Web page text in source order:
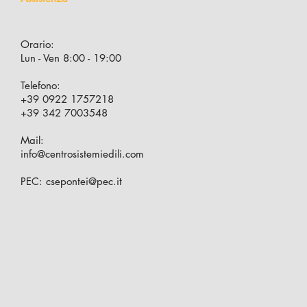
Orario:
Lun - Ven 8:00 - 19:00
Telefono:
+39 0922 1757218
+39 342 7003548
Mail:
info@centrosistemiedili.com
PEC: csepontei@pec.it